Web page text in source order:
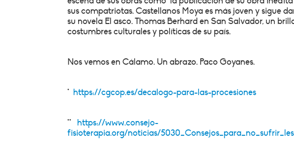
sus compatriotas. Castellanos Moya es más joven y sigue
su novela El asco. Thomas Berhard en San Salvador, un
costumbres culturales y políticas de su país.
Nos vemos en Cálamo. Un abrazo. Paco Goyanes.
* https://cgcop.es/decalogo-para-las-procesiones
** https://www.consejo-
fisioterapia.org/noticias/